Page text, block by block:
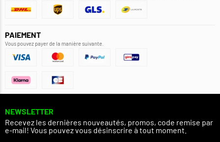
PAIEMENT
Vous pouvez payer de la manière suivante.
NEWSLETTER
Recevez les dernières nouveautés, promos, code remise par
e-mail! Vous pouvez vous désinscrire à tout moment.